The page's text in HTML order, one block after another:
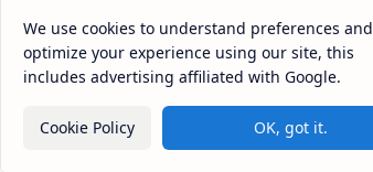
We use cookies to understand preferences and
optimize your experience using our site, this
includes advertising affiliated with Google.
Cookie Policy OK, got it.